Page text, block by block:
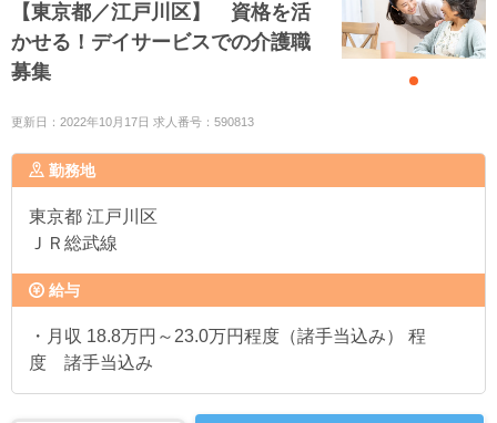
【東京都／江戸川区】 資格を活
かせる！デイサービスでの介護職
募集
更新日：2022年10月17日 求人番号：590813
勤務地
東京都 江戸川区
ＪＲ総武線
給与
・月収 18.8万円～23.0万円程度（諸手当込み） 程
度 諸手当込み